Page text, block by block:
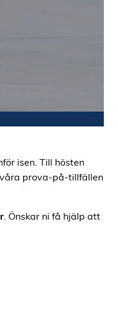
isen. Till hösten
våra prova-på-tillfällen
. Önskar ni få hjälp att